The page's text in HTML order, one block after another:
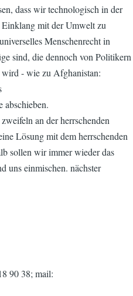
dass wir technologisch in der
mit der Umwelt zu
Menschenrecht in
sind, die dennoch von Politikern
- wie zu Afghanistan:
an der herrschenden
Lösung mit dem herrschenden
sollen wir immer wieder das
uns einmischen. nächster
90 38; mail: